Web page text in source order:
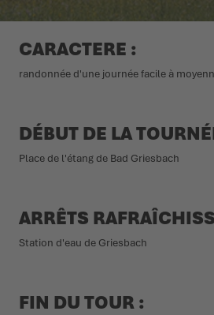
LOWA PROFESSIONAL
LOWA PROFESSIONAL
PODCAST
PRESSE
CARRIÈRE
CARACTERE :
randonnée d'une journée facile à
DÉBUT DE LA
Place de l'étang de Bad Griesbach
ARRÊTS
Station d'eau de Griesbach
FIN DU TOUR :